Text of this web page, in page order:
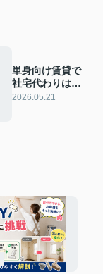
単身向け賃貸で
社宅代わりは可
能？転勤時の選
2026.05.21